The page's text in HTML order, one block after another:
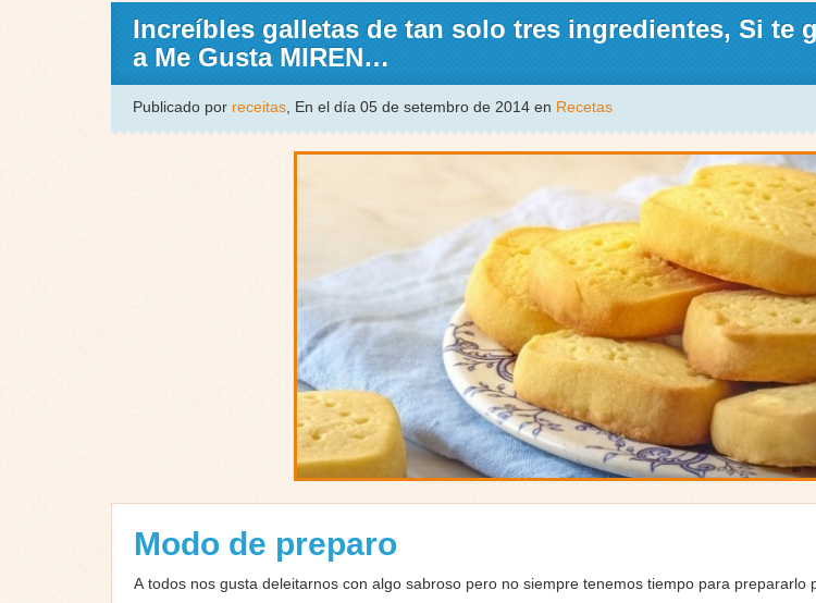
Increíbles galletas de tan solo tres ingredientes, Si te
a Me Gusta MIREN…
Publicado por receitas , En el día 05 de setembro de 2014 en Recetas
Modo de preparo
A todos nos gusta deleitarnos con algo sabroso pero no siempre tenemos tiempo para prepararlo